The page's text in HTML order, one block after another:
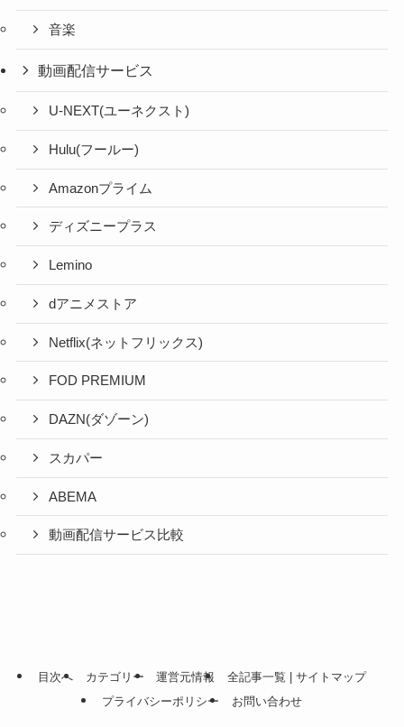
音楽
動画配信サービス
U-NEXT(ユーネクスト)
Hulu(フールー)
Amazonプライム
ディズニープラス
Lemino
dアニメストア
Netflix(ネットフリックス)
FOD PREMIUM
DAZN(ダゾーン)
スカパー
ABEMA
動画配信サービス比較
目次へ カテゴリー 運営元情報
全記事一覧 | サイトマップ
プライバシーポリシー
お問い合わせ